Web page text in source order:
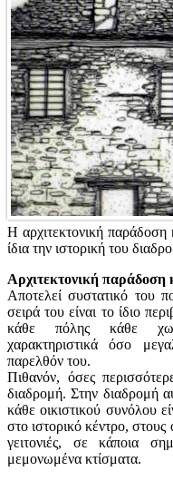
Η αρχιτεκτονική
ίδια την ιστορική του
Αρχιτεκτονική παράδοση
Αποτελεί συστατικό του
σειρά του είναι το ίδιο
κάθε πόλης κάθε
χαρακτηριστικά όσο
παρελθόν του.
Πιθανόν, όσες
διαδρομή. Στην διαδρομή
κάθε οικιστικού συνόλου
στο ιστορικό κέντρο, στους
γειτονιές, σε κάποια
μεμονωμένα κτίσματα.